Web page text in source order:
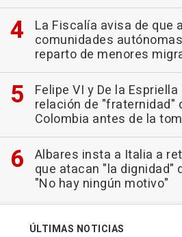
La Fiscalía avisa de que
comunidades
reparto de menores
Felipe VI y De la
relación de "fraternidad"
Colombia antes de la
Albares insta a Italia a
que atacan "la dignidad"
"No hay ningún motivo"
ÚLTIMAS NOTICIAS